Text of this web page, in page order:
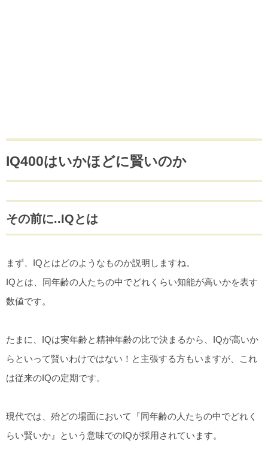
IQ400はいかほどに賢いのか
その前に..IQとは
まず、IQとはどのようなものか説明しますね。
IQとは、同年齢の人たちの中でどれくらい知能が高いかを表す
数値です。
たまに、IQは実年齢と精神年齢の比で決まるから、IQが高いか
らといって賢いわけではない！と主張する方もいますが、これ
は従来のIQの定期です。
現代では、殆どの場面において『同年齢の人たちの中でどれく
らい賢いか』という意味でのIQが採用されています。